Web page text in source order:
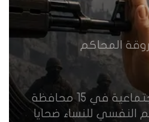
العراق؟
المحاكم
75 باحثة اجتماعية في 15 محافظة
النفسي للنساء ضحايا